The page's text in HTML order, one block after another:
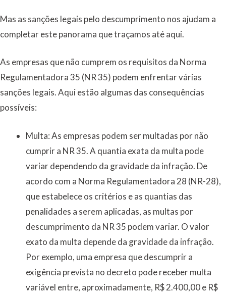
Mas as sanções legais pelo descumprimento nos ajudam a
completar este panorama que traçamos até aqui.
As empresas que não cumprem os requisitos da Norma
Regulamentadora 35 (NR 35) podem enfrentar várias
sanções legais. Aqui estão algumas das consequências
possíveis:
Multa: As empresas podem ser multadas por não
cumprir a NR 35. A quantia exata da multa pode
variar dependendo da gravidade da infração. De
acordo com a Norma Regulamentadora 28 (NR-28),
que estabelece os critérios e as quantias das
penalidades a serem aplicadas, as multas por
descumprimento da NR 35 podem variar. O valor
exato da multa depende da gravidade da infração.
Por exemplo, uma empresa que descumprir a
exigência prevista no decreto pode receber multa
variável entre, aproximadamente, R$ 2.400,00 e R$